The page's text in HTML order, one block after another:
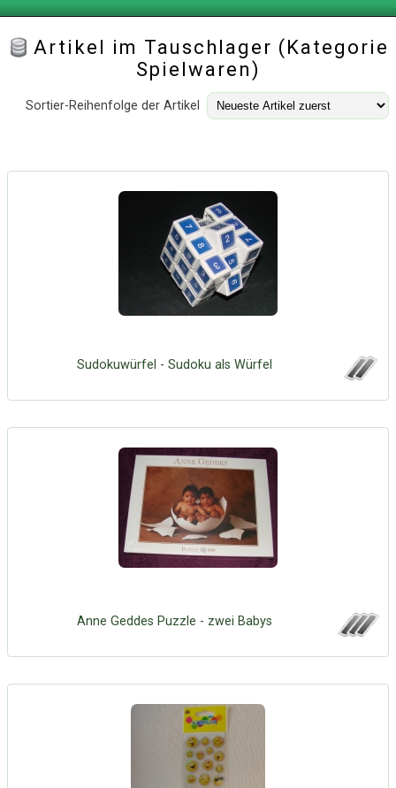
Artikel im Tauschlager (Kategorie
Spielwaren)
Sortier-Reihenfolge der Artikel
Sudokuwürfel - Sudoku als Würfel
Anne Geddes Puzzle - zwei Babys